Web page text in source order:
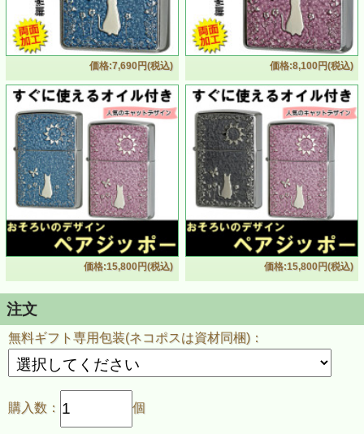
ZIPPO/ネコ・細密メタルプレート貼り グレーペイント 両面
加工
根強い 人気 を誇るCAT（ねこ）ジッポーに、「細密メタル
プレート」シリーズが登場！
細密エッチングを施して焼き付け塗装をしたプレート貼
両面加工で表と裏、別のデザインで楽しませてくれます。
猫好きな方へのプレゼントに最適です！
■仕様：プレート貼り（真鍮板・細密エッチング・ニッケル
鍍金・焼き付け塗装）、両面加工
■ZIPPOケース：レギュラーケース
■付属品：ZIPPO社専用箱、ZIPPO社保証書
・お客様のご利用のブラウザの環境により商品の色合いが
実際のものと多少異なる場合がございますので、予めご了
承ください。
価格:7,690円(税込) 価格:8,100円(税込)
価格:15,800円(税込) 価格:15,800円(税込)
注文
無料ギフト専用包装(ネコポスは資材同梱)：
購入数： 個